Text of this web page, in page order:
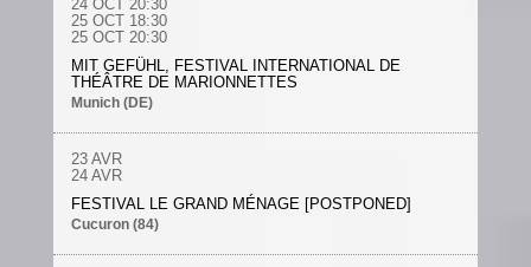
24 OCT20:30
25OCT18:30
25 OCT20:30
MIT GEFÜHL, FESTIVAL INTERNATIONAL DE
THÉÂTRE DE MARIONNETTES
Munich (DE)
23 AVR
24 AVR
FESTIVAL LE GRAND MÉNAGE [POSTPONED]
Cucuron (84)